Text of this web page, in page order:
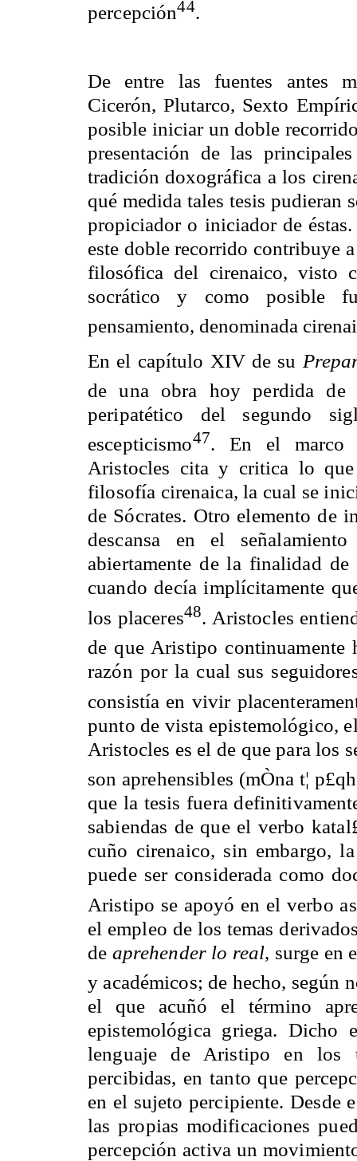
percepción44.
De entre las fuentes antes
Cicerón, Plutarco, Sexto
posible iniciar un doble
presentación de las
tradición doxográfica a los
qué medida tales tesis pudieran
propiciador o iniciador de
este doble recorrido contribuye
filosófica del cirenaico, visto
socrático y como posible
pensamiento, denominada
En el capítulo XIV de su
de una obra hoy perdida de
peripatético del segundo
escepticismo47. En el marco
Aristocles cita y critica lo que
filosofía cirenaica, la cual se
de Sócrates. Otro elemento de
descansa en el
abiertamente de la finalidad
cuando decía implícitamente
los placeres48. Aristocles
de que Aristipo continuamente
razón por la cual sus
consistía en vivir
punto de vista epistemológico,
Aristocles es el de que para los
son aprehensibles (mÒna t¦
que la tesis fuera
sabiendas de que el verbo
cuño cirenaico, sin embargo,
puede ser considerada como
Aristipo se apoyó en el verbo
el empleo de los temas
de aprehender lo real, surge en
y académicos; de hecho, según
el que acuñó el término
epistemológica griega. Dicho
lenguaje de Aristipo en los
percibidas, en tanto que
en el sujeto percipiente. Desde
las propias modificaciones
percepción activa un